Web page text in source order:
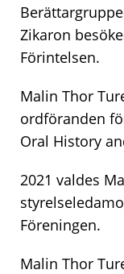
Zikaron
Förintelsen.
Malin Thor
ordföranden
Oral History
2021 valdes
Föreningen.
Malin Thor